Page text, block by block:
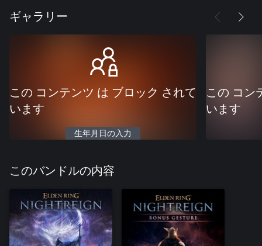
ギャラリー
この コンテンツ は ブロック されて
います
生年月日の入力
この コン
います
このバンドルの内容